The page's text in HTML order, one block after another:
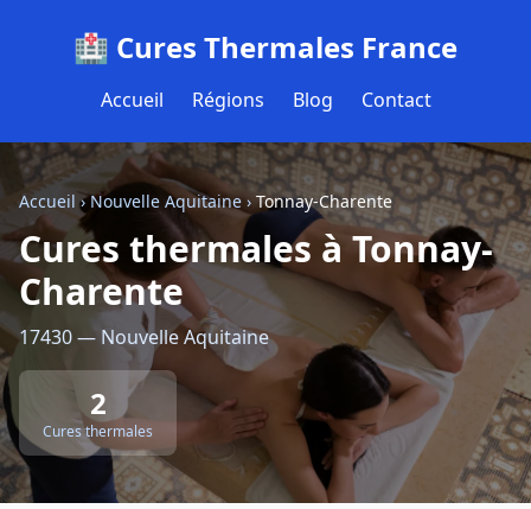
🏥 Cures Thermales France
Accueil Régions Blog Contact
Accueil ›Nouvelle Aquitaine›Tonnay-Charente
Cures thermales à Tonnay-
Charente
17430 — Nouvelle Aquitaine
2
Cures thermales